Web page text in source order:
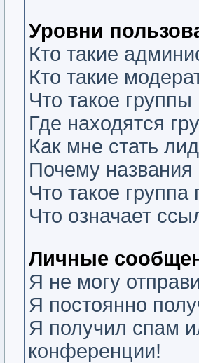
Уровни
Кто такие
Кто такие
Что такое
Где находятся
Как мне стать
Почему
Что такое
Что означает
Личные
Я не могу
Я постоянно
Я получил спам
конференции!